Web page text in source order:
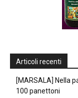
Articoli recenti
[MARSALA] Nella
100 panettoni